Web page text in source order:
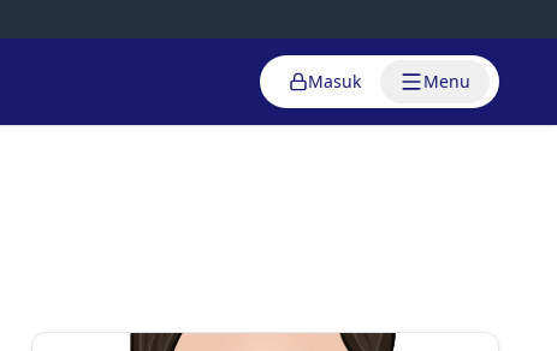
Masuk Menu